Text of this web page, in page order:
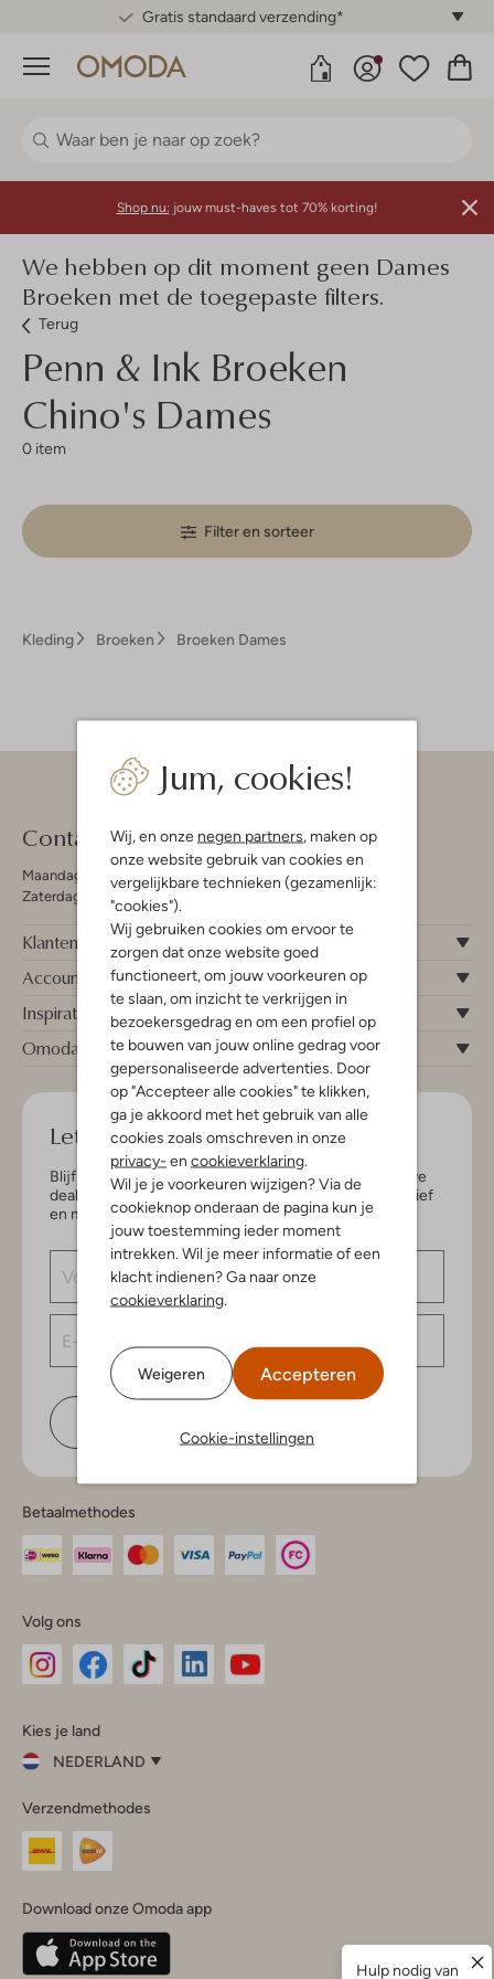
Gratis standaard verzending*
Menu
Jum, cookies!
Wij, en onze negen partners, maken op
onze website gebruik van cookies en
vergelijkbare technieken (gezamenlijk:
"cookies").
Wij gebruiken cookies om ervoor te
zorgen dat onze website goed
functioneert, om jouw voorkeuren op
te slaan, om inzicht te verkrijgen in
bezoekersgedrag en om een profiel op
te bouwen van jouw online gedrag voor
gepersonaliseerde advertenties. Door
op "Accepteer alle cookies" te klikken,
ga je akkoord met het gebruik van alle
cookies zoals omschreven in onze
privacy- en cookieverklaring.
Wil je je voorkeuren wijzigen? Via de
cookieknop onderaan de pagina kun je
jouw toestemming ieder moment
intrekken. Wil je meer informatie of een
klacht indienen? Ga naar onze
cookieverklaring.
Weigeren Accepteren
Cookie-instellingen
Shop nu: jouw must-haves tot 70% korting!
We hebben op dit moment geen Dames
Broeken met de toegepaste filters.
Terug
Penn & Ink Broeken
Chino's Dames
0 item
Filter en sorteer
Kleding Broeken Broeken Dames
Contact
Maandag - Vrijdag 09:00 - 19:00 uur
Zaterdag 09:00 - 17:00 uur
Klantenservice
Account
Inspiratie
Omoda
Let's keep in touch!
Blijf op de hoogte van de nieuwste items en exclusieve
deals, speciaal voor jou. Schrijf je in voor de nieuwsbrief
en maak kans op € 150,- shoptegoed.
Betaalmethodes
Volg ons
InstagramFacebook
Kies je land
NEDERLAND
je
land
Nederland
Belgique(Français)
Deutschland
Verzendmethodes
Download onze Omoda app